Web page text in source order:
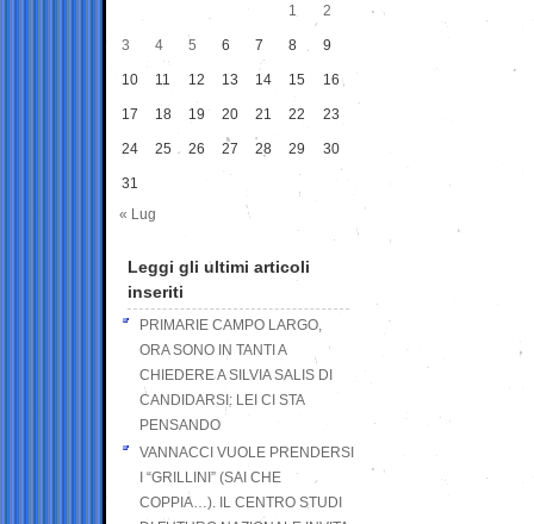
1
2
3 4 5 6 7 8 9
10 11 12 13 14 15 16
17 18 19 20 21 22 23
24 25 26 27 28 29 30
31
« Lug
Leggi gli ultimi articoli
inseriti
PRIMARIE CAMPO LARGO,
ORA SONO IN TANTI A
CHIEDERE A SILVIA SALIS DI
CANDIDARSI: LEI CI STA
PENSANDO
VANNACCI VUOLE PRENDERSI
I “GRILLINI” (SAI CHE
COPPIA…). IL CENTRO STUDI